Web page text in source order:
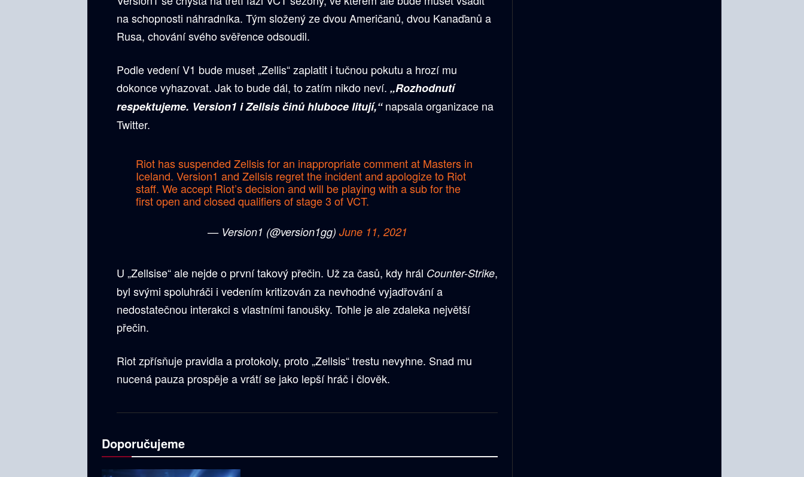
na schopnosti náhradníka. Tým složený ze dvou Američanů, dvou Kanaďanů a
Rusa, chování svého svěřence odsoudil.
Podle vedení V1 bude muset „Zellis“ zaplatit i tučnou pokutu a hrozí mu
dokonce vyhazovat. Jak to bude dál, to zatím nikdo neví. „Rozhodnutí
respektujeme. Version1 i Zellsis činů hluboce litují,“napsala organizace na
Twitter.
Riot has suspended Zellsis for an inappropriate comment at Masters in
Iceland. Version1 and Zellsis regret the incident and apologize to Riot
staff. We accept Riot’s decision and will be playing with a sub for the
first open and closed qualifiers of stage 3 of VCT.
— Version1 (@version1gg) June 11, 2021
U „Zellsise“ ale nejde o první takový přečin. Už za časů, kdy hrál Counter-Strike,
byl svými spoluhráči i vedením kritizován za nevhodné vyjadřování a
nedostatečnou interakci s vlastními fanoušky. Tohle je ale zdaleka největší
přečin.
Riot zpřísňuje pravidla a protokoly, proto „Zellsis“ trestu nevyhne. Snad mu
nucená pauza prospěje a vrátí se jako lepší hráč i člověk.
Doporučujeme